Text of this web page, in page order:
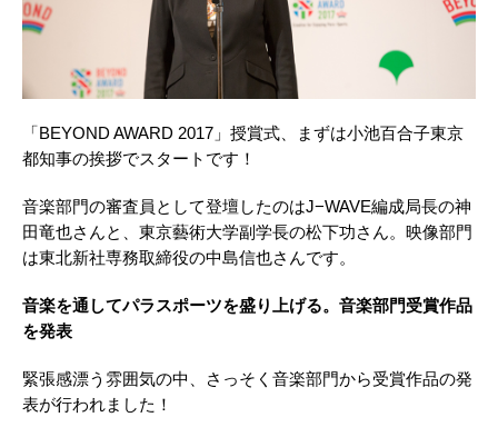
「BEYOND AWARD 2017」授賞式、まずは小池百合子東京
都知事の挨拶でスタートです！
音楽部門の審査員として登壇したのはJ−WAVE編成局長の神
田竜也さんと、東京藝術大学副学長の松下功さん。映像部門
は東北新社専務取締役の中島信也さんです。
音楽を通してパラスポーツを盛り上げる。音楽部門受賞作品
を発表
緊張感漂う雰囲気の中、さっそく音楽部門から受賞作品の発
表が行われました！